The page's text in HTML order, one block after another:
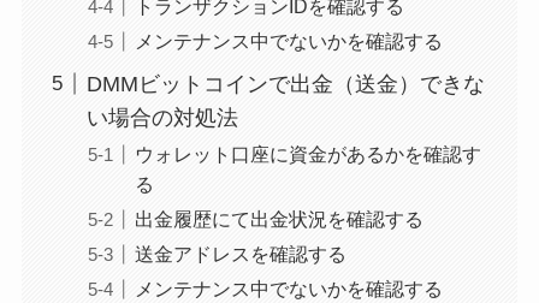
トランザクションIDを確認する
メンテナンス中でないかを確認する
DMMビットコインで出金（送金）できな
い場合の対処法
ウォレット口座に資金があるかを確認す
る
出金履歴にて出金状況を確認する
送金アドレスを確認する
メンテナンス中でないかを確認する